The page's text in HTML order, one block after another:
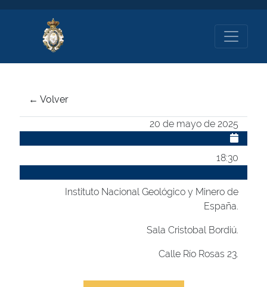
← Volver
20 de mayo de 2025
18:30
Instituto Nacional Geológico y Minero de
España.
Sala Cristobal Bordiú.
Calle Río Rosas 23.